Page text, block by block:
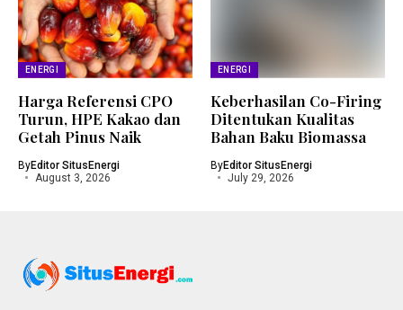
ENERGI
Harga Referensi CPO
Turun, HPE Kakao dan
Getah Pinus Naik
ByEditor SitusEnergi
August 3, 2026
ENERGI
Keberhasilan Co-Firing
Ditentukan Kualitas
Bahan Baku Biomassa
ByEditor SitusEnergi
July 29, 2026